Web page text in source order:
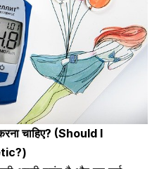
चाहिए? (Should I